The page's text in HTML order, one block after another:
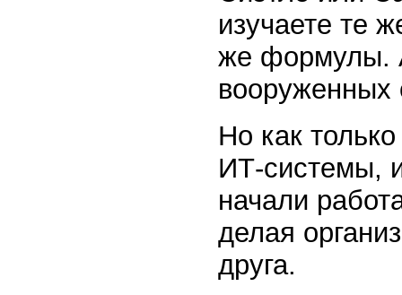
изучаете те
же формулы.
вооруженных
Но как
ИТ-системы,
начали
делая
друга.